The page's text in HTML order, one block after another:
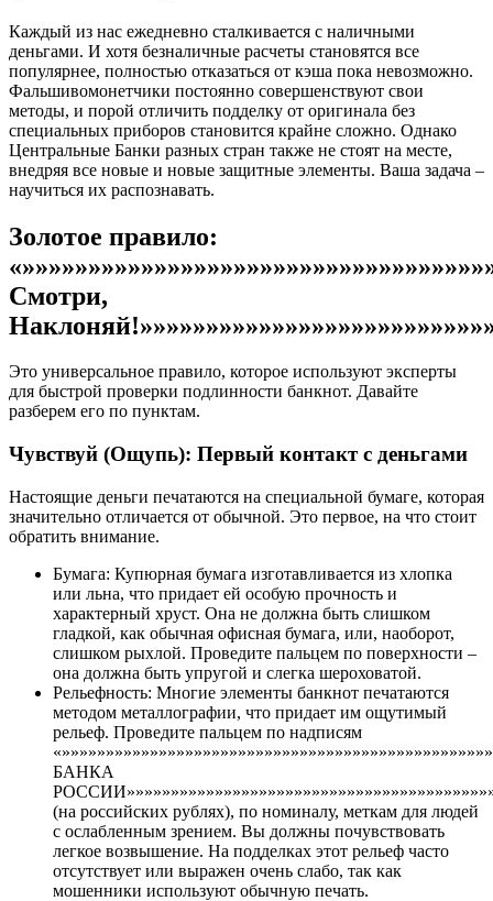
Каждый из нас ежедневно сталкивается с наличными
деньгами. И хотя безналичные расчеты становятся все
популярнее, полностью отказаться от кэша пока невозможно.
Фальшивомонетчики постоянно совершенствуют свои
методы, и порой отличить подделку от оригинала без
специальных приборов становится крайне сложно. Однако
Центральные Банки разных стран также не стоят на месте,
внедряя все новые и новые защитные элементы. Ваша задача –
научиться их распознавать.
Золотое правило:
Смотри,
Это универсальное правило, которое используют эксперты
для быстрой проверки подлинности банкнот. Давайте
разберем его по пунктам.
Чувствуй (Ощупь): Первый контакт с деньгами
Настоящие деньги печатаются на специальной бумаге, которая
значительно отличается от обычной. Это первое, на что стоит
обратить внимание.
Бумага: Купюрная бумага изготавливается из хлопка
или льна, что придает ей особую прочность и
характерный хруст. Она не должна быть слишком
гладкой, как обычная офисная бумага, или, наоборот,
слишком рыхлой. Проведите пальцем по поверхности –
она должна быть упругой и слегка шероховатой.
Рельефность: Многие элементы банкнот печатаются
методом металлографии, что придает им ощутимый
рельеф. Проведите пальцем по надписям
БАНКА
(на российских рублях), по номиналу, меткам для людей
с ослабленным зрением. Вы должны почувствовать
легкое возвышение. На подделках этот рельеф часто
отсутствует или выражен очень слабо, так как
мошенники используют обычную печать.